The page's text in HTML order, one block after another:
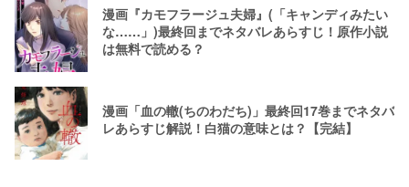
漫画『カモフラージュ夫婦』(「キャンディみたい
な……」)最終回までネタバレあらすじ！原作小説
は無料で読める？
漫画「血の轍(ちのわだち)」最終回17巻までネタバ
レあらすじ解説！白猫の意味とは？【完結】